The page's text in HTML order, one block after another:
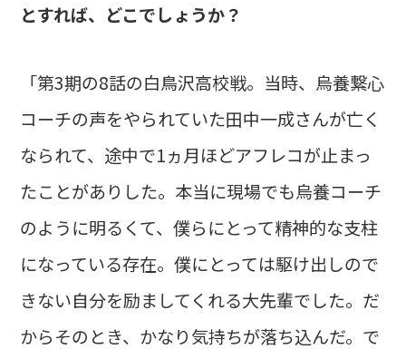
とすれば、どこでしょうか？
「第3期の8話の白鳥沢高校戦。当時、烏養繋心
コーチの声をやられていた田中一成さんが亡く
なられて、途中で1ヵ月ほどアフレコが止まっ
たことがありした。本当に現場でも烏養コーチ
のように明るくて、僕らにとって精神的な支柱
になっている存在。僕にとっては駆け出しので
きない自分を励ましてくれる大先輩でした。だ
からそのとき、かなり気持ちが落ち込んだ。で